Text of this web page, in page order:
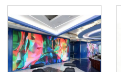
Display Skjermpanel for
Hjemmekino